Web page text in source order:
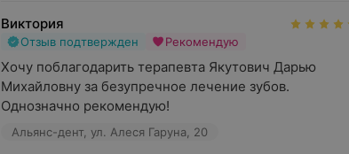
Виктория
Отзыв подтвержден Рекомендую
Хочу поблагодарить терапевта Якутович Дарью
Михайловну за безупречное лечение зубов.
Однозначно рекомендую!
Альянс-дент, ул. Алеся Гаруна, 20